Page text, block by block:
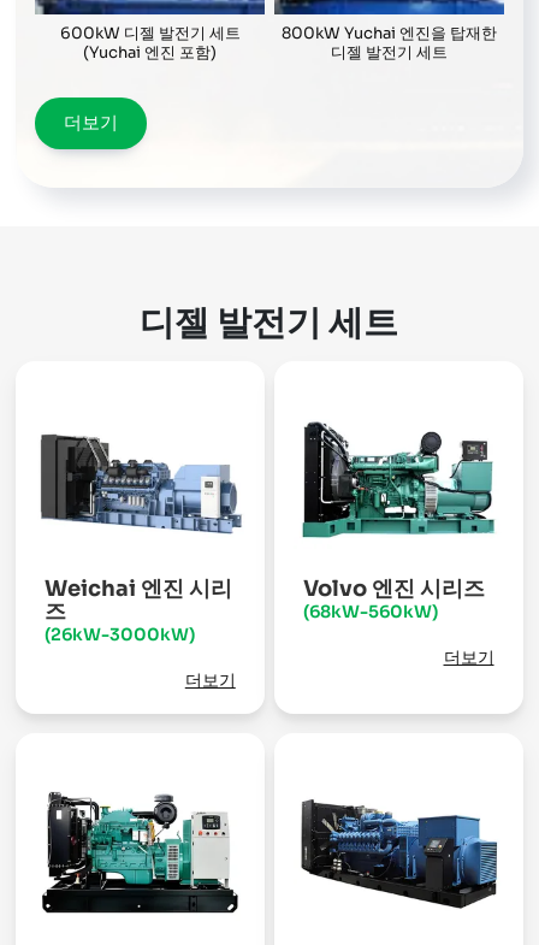
600kW 디젤 발전기 세트
(Yuchai 엔진 포함)
800kW Yuchai 엔진을 탑재한
디젤 발전기 세트
더보기
디젤 발전기 세트
Weichai 엔진 시리
즈
(26kW-3000kW)
더보기
Volvo 엔진 시리즈
(68kW-560kW)
더보기